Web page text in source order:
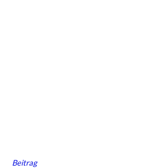
Beitrag